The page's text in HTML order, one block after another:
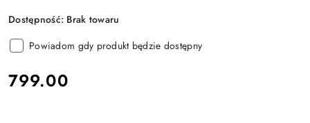
Dostępność: Brak towaru
Powiadom gdy produkt będzie dostępny
cena:
799.00